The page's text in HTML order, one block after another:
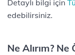
Detaylı bilgi için
edebilirsiniz.
Ne Alırım? Ne